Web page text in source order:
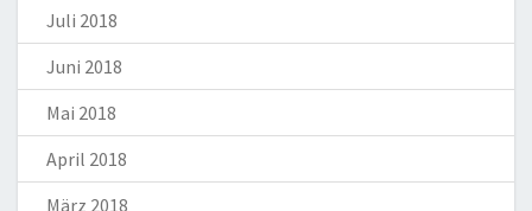
Juli 2018
Juni 2018
Mai 2018
April 2018
März 2018